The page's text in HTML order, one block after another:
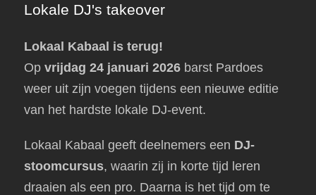
Lokale DJ's takeover
Lokaal Kabaal is terug!
Op vrijdag 24 januari 2026 barst Pardoes
weer uit zijn voegen tijdens een nieuwe editie
van het hardste lokale DJ-event.
Lokaal Kabaal geeft deelnemers een DJ-
stoomcursus, waarin zij in korte tijd leren
draaien als een pro. Daarna is het tijd om te